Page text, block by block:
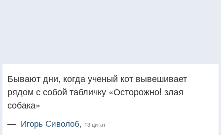
Бывают дни, когда ученый кот вывешивает
рядом с собой табличку «Осторожно! злая
собака»
— Игорь Сиволоб, 13 цитат